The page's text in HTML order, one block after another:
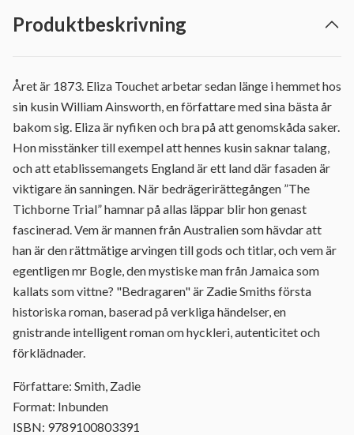
Produktbeskrivning
Året är 1873. Eliza Touchet arbetar sedan länge i hemmet hos
sin kusin William Ainsworth, en författare med sina bästa år
bakom sig. Eliza är nyfiken och bra på att genomskåda saker.
Hon misstänker till exempel att hennes kusin saknar talang,
och att etablissemangets England är ett land där fasaden är
viktigare än sanningen. När bedrägerirättegången ”The
Tichborne Trial” hamnar på allas läppar blir hon genast
fascinerad. Vem är mannen från Australien som hävdar att
han är den rättmätige arvingen till gods och titlar, och vem är
egentligen mr Bogle, den mystiske man från Jamaica som
kallats som vittne? "Bedragaren" är Zadie Smiths första
historiska roman, baserad på verkliga händelser, en
gnistrande intelligent roman om hyckleri, autenticitet och
förklädnader.
Författare: Smith, Zadie
Format: Inbunden
ISBN: 9789100803391